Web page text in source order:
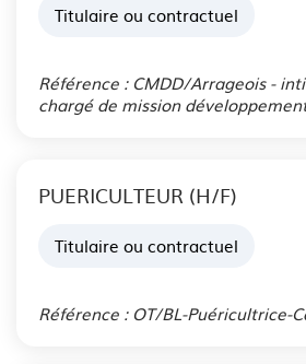
Titulaire ou contractuel
Référence : CMDD/Arrageois -
chargé de mission
PUERICULTEUR (H/F)
Titulaire ou contractuel
Référence : OT/BL-Puéricultrice-